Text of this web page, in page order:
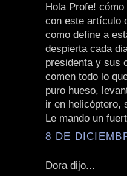
Hola Profe!
con este artículo
como define a
despierta cada
presidenta y sus
comen todo lo
puro hueso,
ir en helicóptero,
Le mando un
8 DE
Dora dijo...